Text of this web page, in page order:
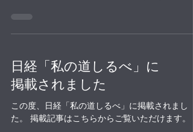
日経「私の道しるべ」に
掲載されました
この度、日経「私の道しるべ」に掲載されまし
た。 掲載記事はこちらからご覧いただけます。